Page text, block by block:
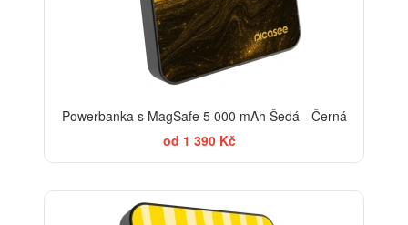
Powerbanka s MagSafe 5 000 mAh Šedá - Černá
od 1 390 Kč